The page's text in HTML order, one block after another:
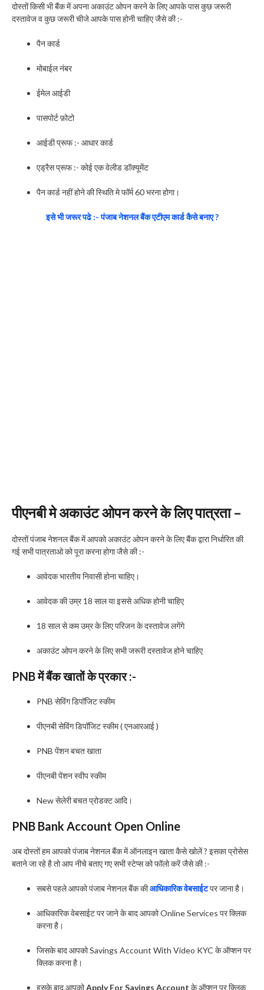
दोस्तों किसी भी बैंक में अपना अकाउंट ओपन करने के लिए आपके पास कुछ जरूरी
दस्तावेज व कुछ जरूरी चीजे आपके पास होनी चाहिए जैसे की :-
पैन कार्ड
मोबाईल नंबर
ईमेल आईडी
पासपोर्ट फ़ोटो
आईडी प्रूफ :- आधार कार्ड
एड्रैस प्रूफ :- कोई एक वेलीड डॉक्यूमेंट
पैन कार्ड नहीं होने की स्थिति मे फॉर्म 60 भरना होगा।
इसे भी जरूर पढे :- पंजाब नेशनल बैंक एटीएम कार्ड कैसे बनाए ?
पीएनबी मे अकाउंट ओपन करने के लिए पात्रता –
दोस्तों पंजाब नेशनल बैंक में आपको अकाउंट ओपन करने के लिए बैंक द्वारा निर्धारित की
गई सभी पात्रताओ को पूरा करना होगा जैसे की :-
आवेदक भारतीय निवासी होना चाहिए।
आवेदक की उम्र 18 साल या इससे अधिक होनी चाहिए
18 साल से कम उम्र के लिए परिजन के दस्तावेज लगेंगे
अकाउंट ओपन करने के लिए सभी जरूरी दस्तावेज होने चाहिए
PNB में बैंक खातों के प्रकार :-
PNB सेविंग डिपॉजिट स्कीम
पीएनबी सेविंग डिपॉजिट स्कीम ( एनआरआई )
PNB पेंशन बचत खाता
पीएनबी पेंशन स्वीप स्कीम
New सेलेरी बचत प्रोडक्ट आदि।
PNB Bank Account Open Online
अब दोस्तों हम आपको पंजाब नेशनल बैंक में ऑनलाइन खाता कैसे खोलें ? इसका प्रोसेस
बताने जा रहे है तो आप नीचे बताए गए सभी स्टेप्स को फॉलो करें जैसे की :-
सबसे पहले आपको पंजाब नेशनल बैंक कीआधिकारिक वेबसाईटपर जाना है।
आधिकारिक वेबसाईट पर जाने के बाद आपको Online Services पर क्लिक
करना है।
जिसके बाद आपको Savings Account With Video KYC के ऑप्शन पर
क्लिक करना है।
इसके बाद आपकोApply For Savings Account के ऑप्शन पर क्लिक